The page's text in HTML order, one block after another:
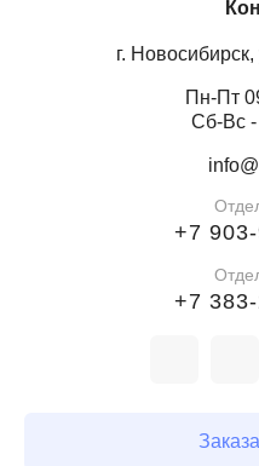
г.
Пн-Пт
Сб-Вс
+7
+7